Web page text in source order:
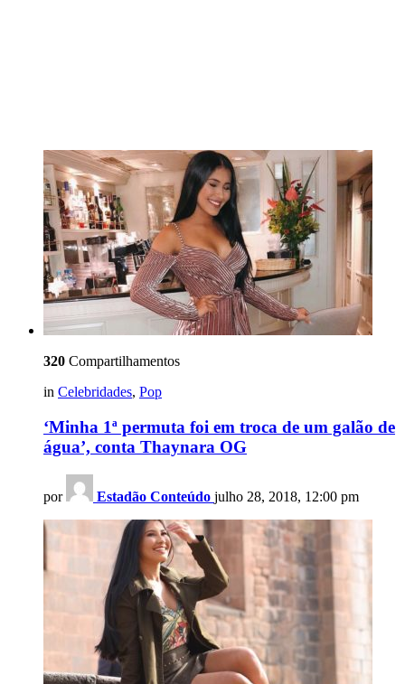
320 Compartilhamentos
in Celebridades, Pop
‘Minha 1ª permuta foi em troca de um galão de
água’, conta Thaynara OG
por Estadão Conteúdo julho 28, 2018, 12:00 pm